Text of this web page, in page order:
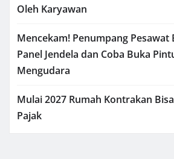
Oleh Karyawan
Mencekam! Penumpang Pesawat
Panel Jendela dan Coba Buka
Mengudara
Mulai 2027 Rumah Kontrakan
Pajak